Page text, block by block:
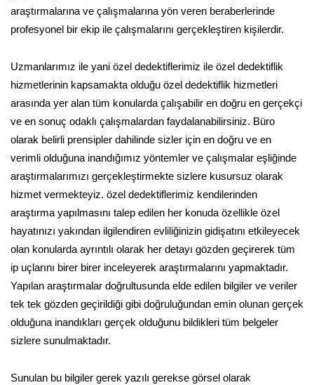
araştırmalarına ve çalışmalarına yön veren beraberlerinde
profesyonel bir ekip ile çalışmalarını gerçekleştiren kişilerdir.
Uzmanlarımız ile yani özel dedektiflerimiz ile özel dedektiflik
hizmetlerinin kapsamakta olduğu özel dedektiflik hizmetleri
arasında yer alan tüm konularda çalışabilir en doğru en gerçekçi
ve en sonuç odaklı çalışmalardan faydalanabilirsiniz. Büro
olarak belirli prensipler dahilinde sizler için en doğru ve en
verimli olduğuna inandığımız yöntemler ve çalışmalar eşliğinde
araştırmalarımızı gerçekleştirmekte sizlere kusursuz olarak
hizmet vermekteyiz. özel dedektiflerimiz kendilerinden
araştırma yapılmasını talep edilen her konuda özellikle özel
hayatınızı yakından ilgilendiren evliliğinizin gidişatını etkileyecek
olan konularda ayrıntılı olarak her detayı gözden geçirerek tüm
ip uçlarını birer birer inceleyerek araştırmalarını yapmaktadır.
Yapılan araştırmalar doğrultusunda elde edilen bilgiler ve veriler
tek tek gözden geçirildiği gibi doğruluğundan emin olunan gerçek
olduğuna inandıkları gerçek olduğunu bildikleri tüm belgeler
sizlere sunulmaktadır.
Sunulan bu bilgiler gerek yazılı gerekse görsel olarak